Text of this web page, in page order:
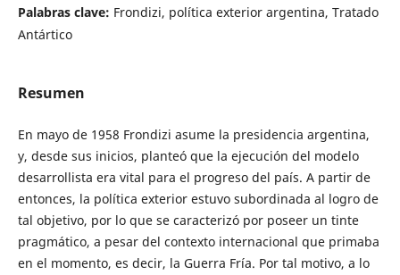
Palabras clave: Frondizi, política exterior argentina, Tratado
Antártico
Resumen
En mayo de 1958 Frondizi asume la presidencia argentina,
y, desde sus inicios, planteó que la ejecución del modelo
desarrollista era vital para el progreso del país. A partir de
entonces, la política exterior estuvo subordinada al logro de
tal objetivo, por lo que se caracterizó por poseer un tinte
pragmático, a pesar del contexto internacional que primaba
en el momento, es decir, la Guerra Fría. Por tal motivo, a lo